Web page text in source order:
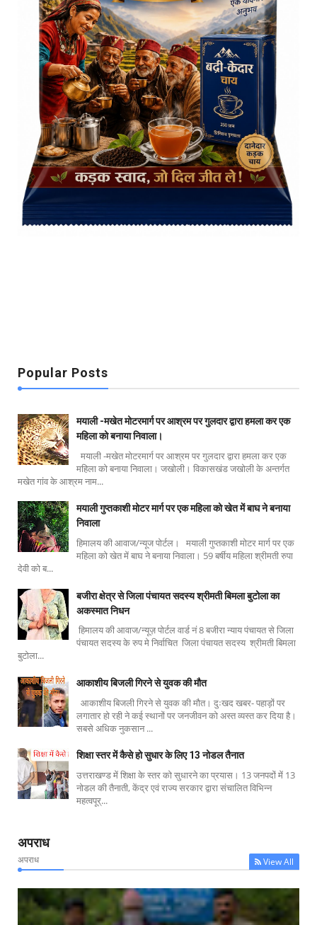
Popular Posts
मयाली -मखेत मोटरमार्ग पर आश्रम पर गुलदार द्वारा हमला कर एक
महिला को बनाया निवाला।
मयाली -मखेत मोटरमार्ग पर आश्रम पर गुलदार द्वारा हमला कर एक
महिला को बनाया निवाला। जखोली। विकासखंड जखोली के अन्तर्गत
मखेत गांव के आश्रम नाम...
मयाली गुप्तकाशी मोटर मार्ग पर एक महिला को खेत में बाघ ने बनाया
निवाला
हिमालय की आवाज/न्यूज पोर्टल। मयाली गुप्तकाशी मोटर मार्ग पर एक
महिला को खेत में बाघ ने बनाया निवाला। 59 बर्षीय महिला श्रीमती रुपा
देवी को ब...
बजीरा क्षेत्र से जिला पंचायत सदस्य श्रीमती बिमला बुटोला का
अकस्मात निधन
हिमालय की आवाज/न्यूज़ पोर्टल वार्ड नं 8 बजीरा न्याय पंचायत से जिला
पंचायत सदस्य के रुप मे निर्वाचित जिला पंचायत सदस्य श्रीमती बिमला
बुटोला...
आकाशीय बिजली गिरने से युवक की मौत
आकाशीय बिजली गिरने से युवक की मौत। दुःखद खबर- पहाड़ों पर
लगातार हो रही ने कई स्थानों पर जनजीवन को अस्त व्यस्त कर दिया है।
सबसे अधिक नुकसान ...
शिक्षा स्तर में कैसे हो सुधार के लिए 13 नोडल तैनात
उत्तराखण्ड में शिक्षा के स्तर को सुधारने का प्रयास। 13 जनपदों में 13
नोडल की तैनाती, केंद्र एवं राज्य सरकार द्वारा संचालित विभिन्न
महत्वपूर्...
अपराध
अपराध View All